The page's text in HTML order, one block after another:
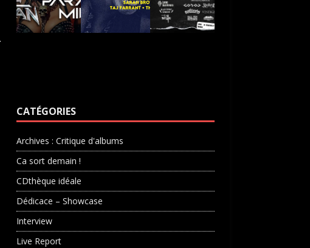
CATÉGORIES
Archives : Critique d'albums
Ca sort demain !
CDthèque idéale
Dédicace – Showcase
Interview
Live Report